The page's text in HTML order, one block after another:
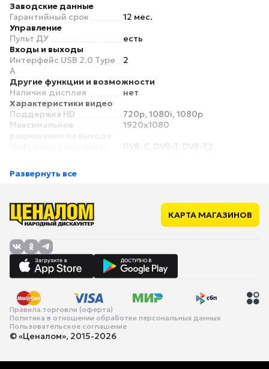
Заводские данные
Гарантийный срок
12 мес.
Управление
Пульт ДУ
есть
Входы и выходы
Интерфейс USB 2.0 Type
A
2
Другие функции и возможности
Наличие дисплея
нет
Характеристики видео
Поддержка HD
720p, 1080i, 1080p
Максимальное
1920х1080
DVB-C, DVB-T, DVB-T2
Развернуть все
КАРТА МАГАЗИНОВ
Правила торговли (оферта)
Политика в отношении обработки персональных данных
Пользовательское соглашение
© «Ценалом», 2015-2026